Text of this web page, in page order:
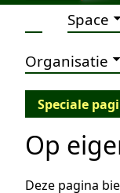
Space
Organisatie
Speciale
Op
Deze pagina